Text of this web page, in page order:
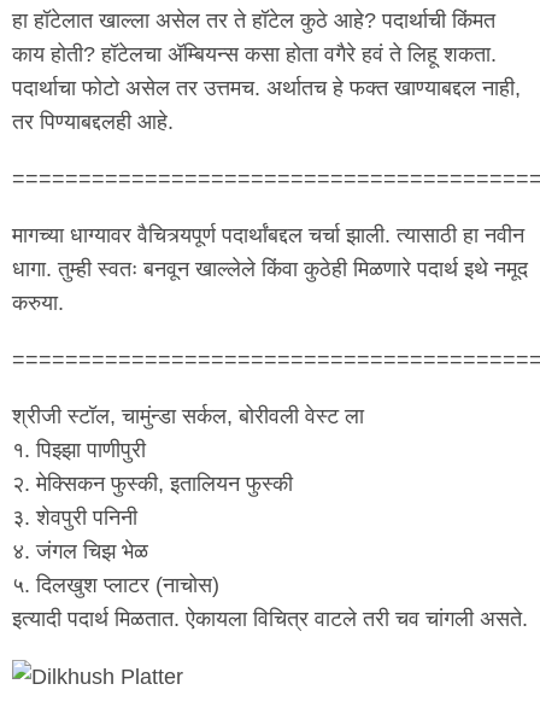
हा हॉटेलात खाल्ला असेल तर ते हॉटेल कुठे आहे? पदार्थाची किंमत
काय होती? हॉटेलचा अ‍ॅम्बियन्स कसा होता वगैरे हवं ते लिहू शकता.
पदार्थाचा फोटो असेल तर उत्तमच. अर्थातच हे फक्त खाण्याबद्दल नाही,
तर पिण्याबद्दलही आहे.
माग‌च्या धाग्याव‌र‌ वैचित्र्य‌पूर्ण‌ प‌दार्थांब‌द्द‌ल‌ च‌र्चा झाली. त्यासाठी हा न‌वीन‌
धागा. तुम्ही स्व‌त‌ः ब‌न‌वून‌ खाल्लेले किंवा कुठेही मिळ‌णारे प‌दार्थ‌ इथे न‌मूद‌
क‌रुया.
श्रीजी स्टॉल‌, चामुंन्डा स‌र्क‌ल‌, बोरीव‌ली वेस्ट‌ ला
१. पिझ्झा पाणीपुरी
२. मेक्सिक‌न‌ फुस्की, इतालिय‌न‌ फुस्की
३. शेव‌पुरी प‌निनी
४. ज‌ंग‌ल‌ चिझ‌ भेळ‌
५. दिल‌खुश‌ प्लाटर‌ (नाचोस)
इत्यादी प‌दार्थ‌ मिळ‌तात‌. ऐकाय‌ला विचित्र‌ वाट‌ले त‌री च‌व‌ चांग‌ली अस‌ते.